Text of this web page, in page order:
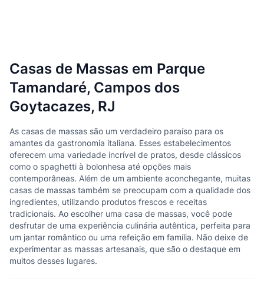
Casas de Massas em Parque
Tamandaré, Campos dos
Goytacazes, RJ
As casas de massas são um verdadeiro paraíso para os
amantes da gastronomia italiana. Esses estabelecimentos
oferecem uma variedade incrível de pratos, desde clássicos
como o spaghetti à bolonhesa até opções mais
contemporâneas. Além de um ambiente aconchegante, muitas
casas de massas também se preocupam com a qualidade dos
ingredientes, utilizando produtos frescos e receitas
tradicionais. Ao escolher uma casa de massas, você pode
desfrutar de uma experiência culinária autêntica, perfeita para
um jantar romântico ou uma refeição em família. Não deixe de
experimentar as massas artesanais, que são o destaque em
muitos desses lugares.